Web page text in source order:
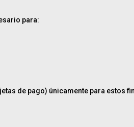
para:
de pago) únicamente para estos